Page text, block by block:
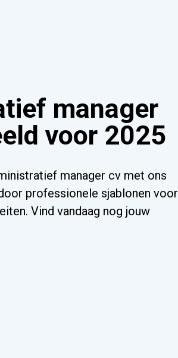
manager
voor 2025
manager cv met ons
professionele sjablonen voor
Vind vandaag nog jouw